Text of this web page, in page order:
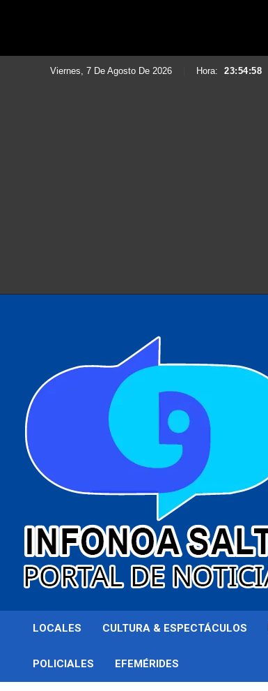
Viernes, 7 De Agosto De 2026 Hora: 23:54:59
Infonoa Salta
LOCALES CULTURA & ESPECTÁCULOS
POLICIALES EFEMÉRIDES